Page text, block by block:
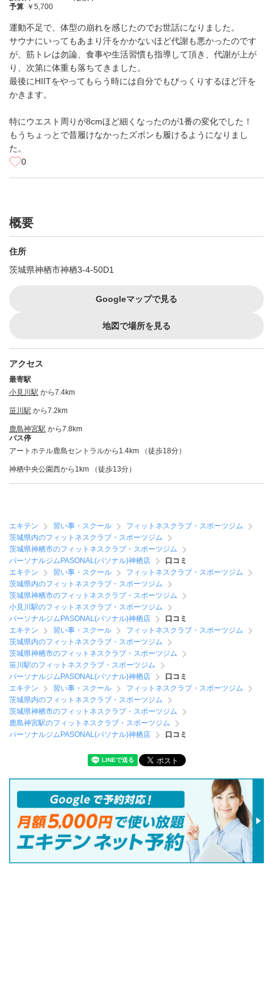
予算 ￥5,700
運動不足で、体型の崩れを感じたのでお世話になりました。
サウナにいってもあまり汗をかかないほど代謝も悪かったのです
が、筋トレは勿論、食事や生活習慣も指導して頂き、代謝が上が
り、次第に体重も落ちてきました。
最後にHIITをやってもらう時には自分でもびっくりするほど汗を
かきます。
特にウエスト周りが8cmほど細くなったのが1番の変化でした！
もうちょっとで昔履けなかったズボンも履けるようになりまし
た。
0
概要
住所
茨城県神栖市神栖3-4-50D1
Googleマップで見る
地図で場所を見る
アクセス
最寄駅
小見川駅 から7.4km
笹川駅 から7.2km
鹿島神宮駅 から7.8km
バス停
アートホテル鹿島セントラルから1.4km （徒歩18分）
神栖中央公園西から1km （徒歩13分）
エキテン 習い事・スクール
フィットネスクラブ・スポーツジム
茨城県内のフィットネスクラブ・スポーツジム
茨城県神栖市のフィットネスクラブ・スポーツジム
パーソナルジムPASONAL(パソナル)神栖店
口コミ
エキテン
習い事・スクール
フィットネスクラブ・スポーツジム
茨城県内のフィットネスクラブ・スポーツジム
茨城県神栖市のフィットネスクラブ・スポーツジム
小見川駅のフィットネスクラブ・スポーツジム
パーソナルジムPASONAL(パソナル)神栖店
口コミ
エキテン
習い事・スクール
フィットネスクラブ・スポーツジム
茨城県内のフィットネスクラブ・スポーツジム
茨城県神栖市のフィットネスクラブ・スポーツジム
笹川駅のフィットネスクラブ・スポーツジム
パーソナルジムPASONAL(パソナル)神栖店
口コミ
エキテン
習い事・スクール
フィットネスクラブ・スポーツジム
茨城県内のフィットネスクラブ・スポーツジム
茨城県神栖市のフィットネスクラブ・スポーツジム
鹿島神宮駅のフィットネスクラブ・スポーツジム
パーソナルジムPASONAL(パソナル)神栖店
口コミ